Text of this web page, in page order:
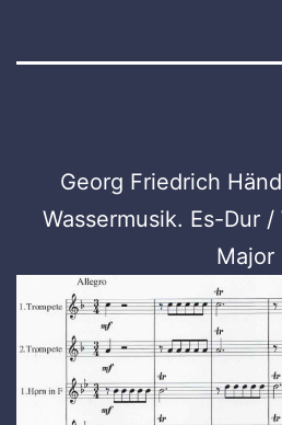
Georg Friedrich
Wassermusik. Es-Dur
Major